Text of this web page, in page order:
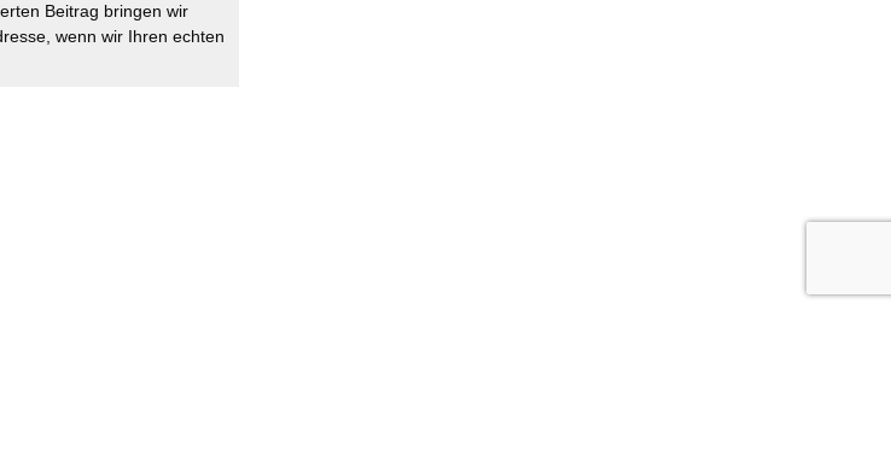
Beitrag bringen wir
wenn wir Ihren echten